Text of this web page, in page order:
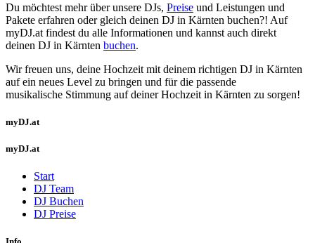
Du möchtest mehr über unsere DJs, Preise und Leistungen und
Pakete erfahren oder gleich deinen DJ in Kärnten buchen?! Auf
myDJ.at findest du alle Informationen und kannst auch direkt
deinen DJ in Kärnten buchen.
Wir freuen uns, deine Hochzeit mit deinem richtigen DJ in Kärnten
auf ein neues Level zu bringen und für die passende
musikalische Stimmung auf deiner Hochzeit in Kärnten zu sorgen!
myDJ.at
myDJ.at
Start
DJ Team
DJ Buchen
DJ Preise